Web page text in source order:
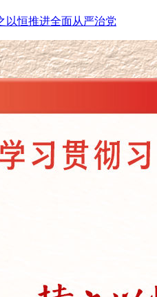
以恒推进全面从严治党